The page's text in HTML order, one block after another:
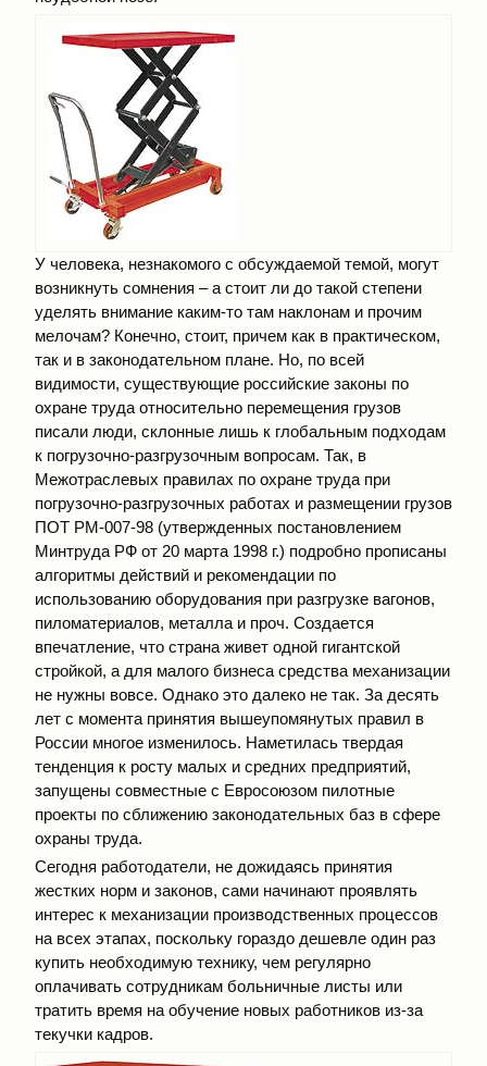
У человека, незнакомого с обсуждаемой темой, могут
возникнуть сомнения – а стоит ли до такой степени
уделять внимание каким-то там наклонам и прочим
мелочам? Конечно, стоит, причем как в практическом,
так и в законодательном плане. Но, по всей
видимости, существующие российские законы по
охране труда относительно перемещения грузов
писали люди, склонные лишь к глобальным подходам
к погрузочно-разгрузочным вопросам. Так, в
Межотраслевых правилах по охране труда при
погрузочно-разгрузочных работах и размещении грузов
ПОТ РМ-007-98 (утвержденных постановлением
Минтруда РФ от 20 марта 1998 г.) подробно прописаны
алгоритмы действий и рекомендации по
использованию оборудования при разгрузке вагонов,
пиломатериалов, металла и проч. Создается
впечатление, что страна живет одной гигантской
стройкой, а для малого бизнеса средства механизации
не нужны вовсе. Однако это далеко не так. За десять
лет с момента принятия вышеупомянутых правил в
России многое изменилось. Наметилась твердая
тенденция к росту малых и средних предприятий,
запущены совместные с Евросоюзом пилотные
проекты по сближению законодательных баз в сфере
охраны труда.
Сегодня работодатели, не дожидаясь принятия
жестких норм и законов, сами начинают проявлять
интерес к механизации производственных процессов
на всех этапах, поскольку гораздо дешевле один раз
купить необходимую технику, чем регулярно
оплачивать сотрудникам больничные листы или
тратить время на обучение новых работников из-за
текучки кадров.